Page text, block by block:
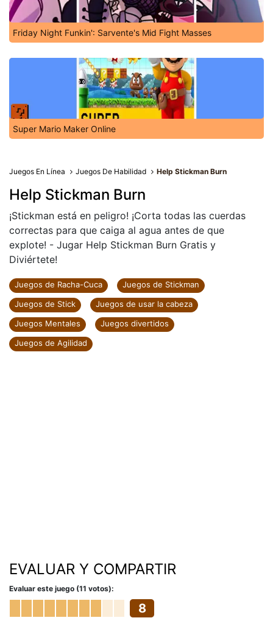
Friday Night Funkin': Sarvente's Mid Fight Masses
Super Mario Maker Online
Juegos En Línea Juegos De Habilidad Help Stickman Burn
Help Stickman Burn
¡Stickman está en peligro! ¡Corta todas las cuerdas
correctas para que caiga al agua antes de que
explote! - Jugar Help Stickman Burn Gratis y
Diviértete!
Juegos de Racha-Cuca
Juegos de Stickman
Juegos de Stick
Juegos de usar la cabeza
Juegos Mentales
Juegos divertidos
Juegos de Agilidad
EVALUAR Y COMPARTIR
Evaluar este juego (11 votos):
8